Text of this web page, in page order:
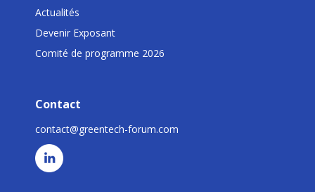
Actualités
Devenir Exposant
Comité de programme 2026
Contact
contact@greentech-forum.com